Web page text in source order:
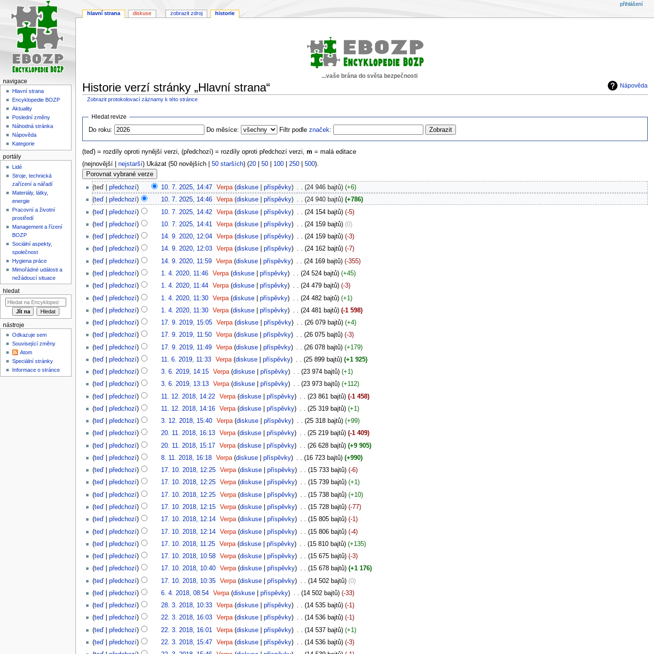
...vaše brána do světa bezpečnosti
Nápověda
Historie verzí stránky „Hlavní strana“
Zobrazit protokolovací záznamy k této stránce
Skočit
navigaci
Skočit
vyhledávání
Hledat revize
Do roku:
Do měsíce: Filtr podleznaček:
(teď) = rozdíly oproti nynější verzi, (předchozí) = rozdíly oproti předchozí verzi, m = malá editace
(nejnovější | nejstarší) Ukázat (50 novějších | 50 starších) (20| 50| 100| 250| 500).
teď předchozí 10. 7. 2025, 14:47‎ Verpa diskuse příspěvky 24 946 bajtů
+6
teď
předchozí 10. 7. 2025, 14:46‎ Verpa diskuse příspěvky 24 940 bajtů
+786
teď
předchozí 10. 7. 2025, 14:42‎ Verpa diskuse příspěvky 24 154 bajtů
-5
teď
předchozí 10. 7. 2025, 14:41‎ Verpa diskuse příspěvky 24 159 bajtů
0
teď
předchozí 14. 9. 2020, 12:04‎ Verpa diskuse příspěvky 24 159 bajtů
-3
teď
předchozí 14. 9. 2020, 12:03‎ Verpa diskuse příspěvky 24 162 bajtů
-7
teď
předchozí 14. 9. 2020, 11:59‎ Verpa diskuse příspěvky 24 169 bajtů
-355
teď
předchozí 1. 4. 2020, 11:46‎ Verpa diskuse příspěvky 24 524 bajtů
+45
teď
předchozí 1. 4. 2020, 11:44‎ Verpa diskuse příspěvky 24 479 bajtů
-3
teď
předchozí 1. 4. 2020, 11:30‎ Verpa diskuse příspěvky 24 482 bajtů
+1
teď
předchozí 1. 4. 2020, 11:30‎ Verpa diskuse příspěvky 24 481 bajtů
-1 598
teď
předchozí 17. 9. 2019, 15:05‎ Verpa diskuse příspěvky 26 079 bajtů
+4
teď
předchozí 17. 9. 2019, 11:50‎ Verpa diskuse příspěvky 26 075 bajtů
-3
teď
předchozí 17. 9. 2019, 11:49‎ Verpa diskuse příspěvky 26 078 bajtů
+179
teď
předchozí 11. 6. 2019, 11:33‎ Verpa diskuse příspěvky 25 899 bajtů
+1 925
teď
předchozí 3. 6. 2019, 14:15‎ Verpa diskuse příspěvky 23 974 bajtů
+1
teď
předchozí 3. 6. 2019, 13:13‎ Verpa diskuse příspěvky 23 973 bajtů
+112
teď
předchozí 11. 12. 2018, 14:22‎ Verpa diskuse příspěvky 23 861 bajtů
-1 458
teď
předchozí 11. 12. 2018, 14:16‎ Verpa diskuse příspěvky 25 319 bajtů
+1
teď
předchozí 3. 12. 2018, 15:40‎ Verpa diskuse příspěvky 25 318 bajtů
+99
teď
předchozí 20. 11. 2018, 16:13‎ Verpa diskuse příspěvky 25 219 bajtů
-1 409
teď
předchozí 20. 11. 2018, 15:17‎ Verpa diskuse příspěvky 26 628 bajtů
+9 905
teď
předchozí 8. 11. 2018, 16:18‎ Verpa diskuse příspěvky 16 723 bajtů
+990
teď
předchozí 17. 10. 2018, 12:25‎ Verpa diskuse příspěvky 15 733 bajtů
-6
teď
předchozí 17. 10. 2018, 12:25‎ Verpa diskuse příspěvky 15 739 bajtů
+1
teď
předchozí 17. 10. 2018, 12:25‎ Verpa diskuse příspěvky 15 738 bajtů
+10
teď
předchozí 17. 10. 2018, 12:15‎ Verpa diskuse příspěvky 15 728 bajtů
-77
teď
předchozí 17. 10. 2018, 12:14‎ Verpa diskuse příspěvky 15 805 bajtů
-1
teď
předchozí 17. 10. 2018, 12:14‎ Verpa diskuse příspěvky 15 806 bajtů
-4
teď
předchozí 17. 10. 2018, 11:25‎ Verpa diskuse příspěvky 15 810 bajtů
+135
teď
předchozí 17. 10. 2018, 10:58‎ Verpa diskuse příspěvky 15 675 bajtů
-3
teď
předchozí 17. 10. 2018, 10:40‎ Verpa diskuse příspěvky 15 678 bajtů
+1 176
teď
předchozí 17. 10. 2018, 10:35‎ Verpa diskuse příspěvky 14 502 bajtů
0
teď
předchozí 6. 4. 2018, 08:54‎ Verpa diskuse příspěvky 14 502 bajtů
-33
teď
předchozí 28. 3. 2018, 10:33‎ Verpa diskuse příspěvky 14 535 bajtů
-1
teď
předchozí 22. 3. 2018, 16:03‎ Verpa diskuse příspěvky 14 536 bajtů
-1
teď
předchozí 22. 3. 2018, 16:01 Verpa diskuse příspěvky 14 537 bajtů
+1
teď
předchozí 22. 3. 2018, 15:47‎ Verpa diskuse příspěvky 14 536 bajtů
-3
hlavní strana diskuse zobrazit zdroj historie
přihlášení
navigace
Hlavní strana
Encyklopedie BOZP
Aktuality
Poslední změny
Náhodná stránka
Nápověda
Kategorie
portály
Lidé
Stroje, technická
zařízení a nářadí
Materiály, látky,
energie
Pracovní a životní
prostředí
Management a řízení
BOZP
Sociální aspekty,
společnost
Hygiena práce
Mimořádné události a
nežádoucí situace
hledat
nástroje
Odkazuje sem
Související změny
Atom
Speciální stránky
Informace o stránce